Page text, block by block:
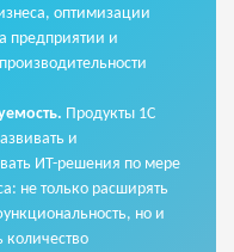
оптимизации
предприятии и
Продукты 1С
и
ИТ-решения по мере
не только расширять
но и
количество